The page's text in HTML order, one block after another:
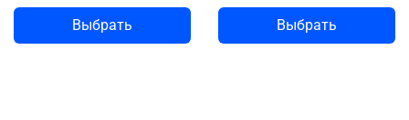
Выбрать Выбрать